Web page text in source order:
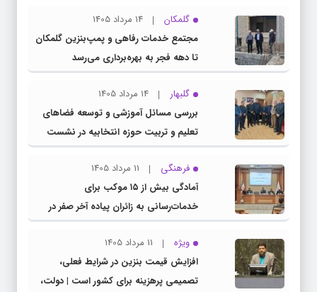
گلمکان
14 مرداد 1405
مجتمع خدمات رفاهی و پمپ‌بنزین گلمکان
تا دهه فجر به بهره‌برداری می‌رسد
گلبهار
14 مرداد 1405
بررسی مسائل آموزشی و توسعه فضاهای
تعلیم و تربیت حوزه انتخابیه در نشست
مشترک عضو کمیسیون آموزش مجلس با
مدیرکل آموزش و پرورش خراسان رضوی
فرهنگی
11 مرداد 1405
آمادگی بیش از ۱۵ موکب برای
خدمات‌رسانی به زائران پیاده آخر صفر در
شهرستان چناران
ویژه
11 مرداد 1405
افزایش قیمت بنزین در شرایط فعلی،
تصمیمی پرهزینه برای کشور است | دولت،